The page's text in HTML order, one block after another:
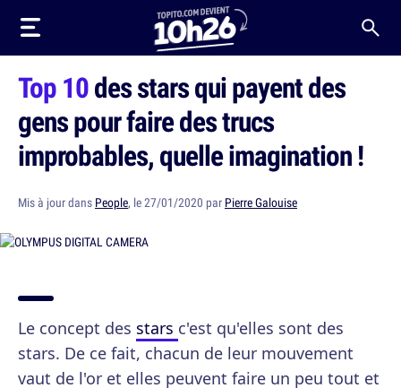
Top 10des stars qui payent des
gens pour faire des trucs
improbables, quelle imagination !
Mis à jour dans People, le 27/01/2020 par Pierre Galouise
Le concept des stars c'est qu'elles sont des
stars. De ce fait, chacun de leur mouvement
vaut de l'or et elles peuvent faire un peu tout et